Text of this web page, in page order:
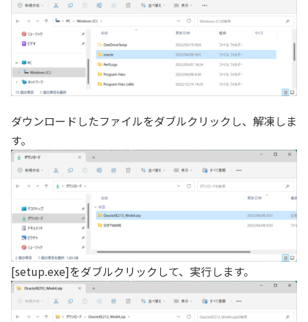
ダウンロードしたファイルをダブルクリックし、解凍しま
す。
[setup.exe]をダブルクリックして、実行します。